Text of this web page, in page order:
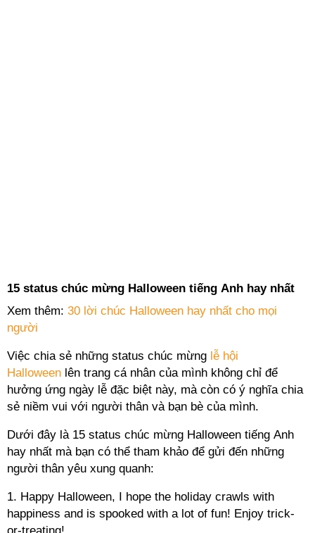
15 status chúc mừng Halloween tiếng Anh hay nhất
Xem thêm: 30 lời chúc Halloween hay nhất cho mọi
người
Việc chia sẻ những status chúc mừng lễ hội
Halloween lên trang cá nhân của mình không chỉ để
hưởng ứng ngày lễ đặc biệt này, mà còn có ý nghĩa chia
sẻ niềm vui với người thân và bạn bè của mình.
Dưới đây là 15 status chúc mừng Halloween tiếng Anh
hay nhất mà bạn có thể tham khảo để gửi đến những
người thân yêu xung quanh:
1. Happy Halloween, I hope the holiday crawls with
happiness and is spooked with a lot of fun! Enjoy trick-